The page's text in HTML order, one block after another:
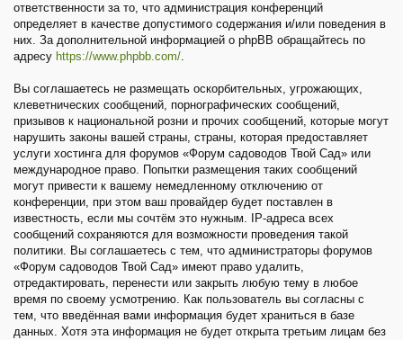
ответственности за то, что администрация конференций
определяет в качестве допустимого содержания и/или поведения в
них. За дополнительной информацией о phpBB обращайтесь по
адресу https://www.phpbb.com/.
Вы соглашаетесь не размещать оскорбительных, угрожающих,
клеветнических сообщений, порнографических сообщений,
призывов к национальной розни и прочих сообщений, которые могут
нарушить законы вашей страны, страны, которая предоставляет
услуги хостинга для форумов «Форум садоводов Твой Сад» или
международное право. Попытки размещения таких сообщений
могут привести к вашему немедленному отключению от
конференции, при этом ваш провайдер будет поставлен в
известность, если мы сочтём это нужным. IP-адреса всех
сообщений сохраняются для возможности проведения такой
политики. Вы соглашаетесь с тем, что администраторы форумов
«Форум садоводов Твой Сад» имеют право удалить,
отредактировать, перенести или закрыть любую тему в любое
время по своему усмотрению. Как пользователь вы согласны с
тем, что введённая вами информация будет храниться в базе
данных. Хотя эта информация не будет открыта третьим лицам без